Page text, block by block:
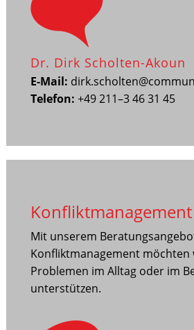
Dr. Dirk Scholten-Akoun
E-Mail:
Telefon: +49 211–3 46 31 45
Konfliktmanagement
Mit unserem
Konfliktmanagement möchten
Problemen im Alltag oder im
unterstützen.